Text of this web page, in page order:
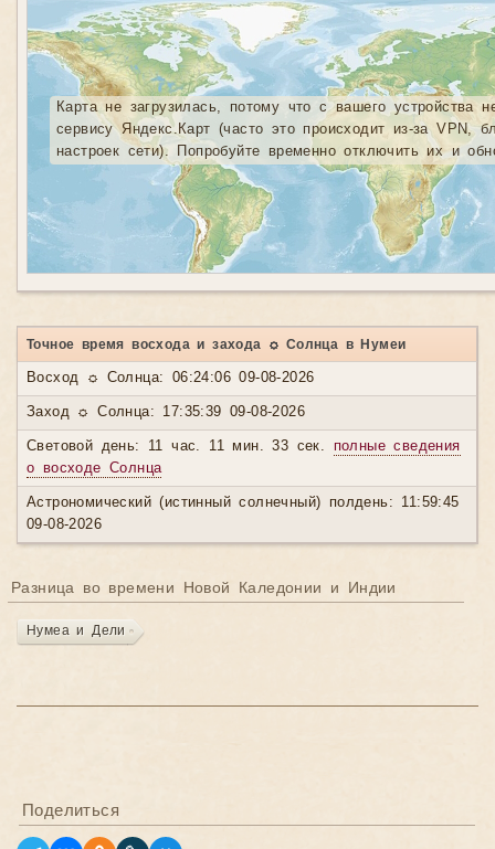
Карта не загрузилась, потому что с вашего устройства
сервису Яндекс.Карт (часто это происходит из-за VPN,
настроек сети). Попробуйте временно отключить их и
Точное время восхода и захода ☼ Солнца в Нумеи
Восход ☼ Солнца: 06:24:06 09-08-2026
Заход ☼ Солнца: 17:35:39 09-08-2026
Световой день: 11 час. 11 мин. 33 сек. полные сведения
о восходе Солнца
Астрономический (истинный солнечный) полдень: 11:59:45
09-08-2026
Разница во времени Новой Каледонии и Индии
Нумеа и Дели
Поделиться